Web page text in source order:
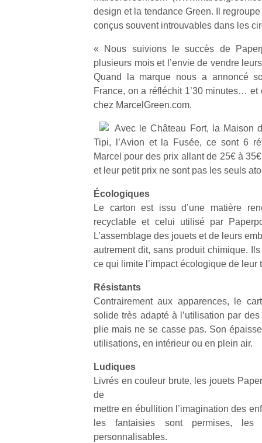
design et la tendance Green. Il
conçus souvent introuvables dans les
« Nous suivions le succès de
plusieurs mois et l’envie de vendre
Quand la marque nous a annoncé
France, on a réfléchit 1’30 minutes…
chez MarcelGreen.com.
Avec le Château Fort, la Maison
Tipi, l’Avion et la Fusée, ce sont 6
Marcel pour des prix allant de 25€ à
et leur petit prix ne sont pas les seuls
Écologiques
Le carton est issu d’une matière
recyclable et celui utilisé par
L’assemblage des jouets et de leurs
autrement dit, sans produit chimique.
ce qui limite l’impact écologique de leur
Résistants
Contrairement aux apparences, le
solide très adapté à l’utilisation par
plie mais ne se casse pas. Son
utilisations, en intérieur ou en plein air.
Ludiques
Livrés en couleur brute, les jouets
de
mettre en ébullition l’imagination des
les fantaisies sont permises, les
personnalisables.